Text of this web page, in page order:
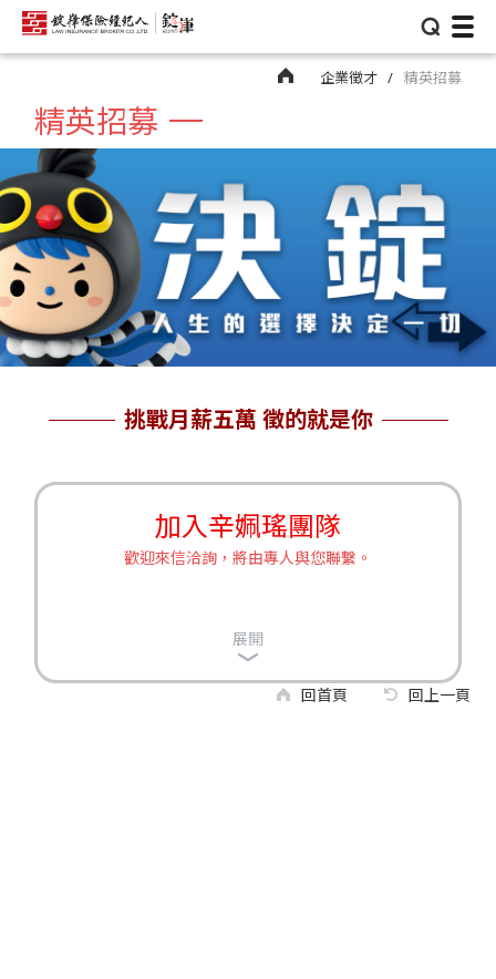
⌕
企業徵才 精英招募
精英招募
挑戰月薪五萬 徵的就是你
展開
加入辛姵瑤團隊
歡迎來信洽詢，將由專人與您聯繫。
回首頁 回上一頁